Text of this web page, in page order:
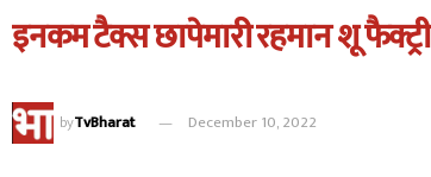
इनकम टैक्स छापेमारी रहमान शू
byTvBharat December 10, 2022